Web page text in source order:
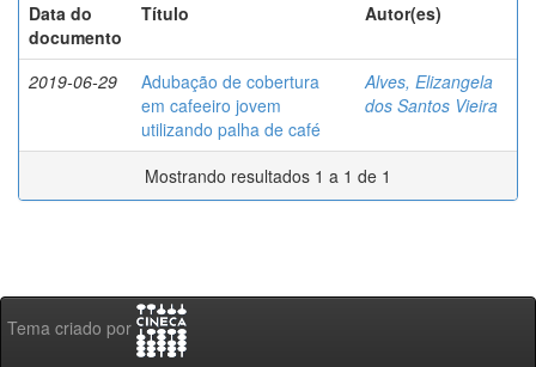
Data do
documento
Título Autor(es)
2019-06-29
Adubação de cobertura
em cafeeiro jovem
utilizando palha de café
Alves, Elizangela
dos Santos Vieira
Mostrando resultados 1 a 1 de 1
Tema criado por